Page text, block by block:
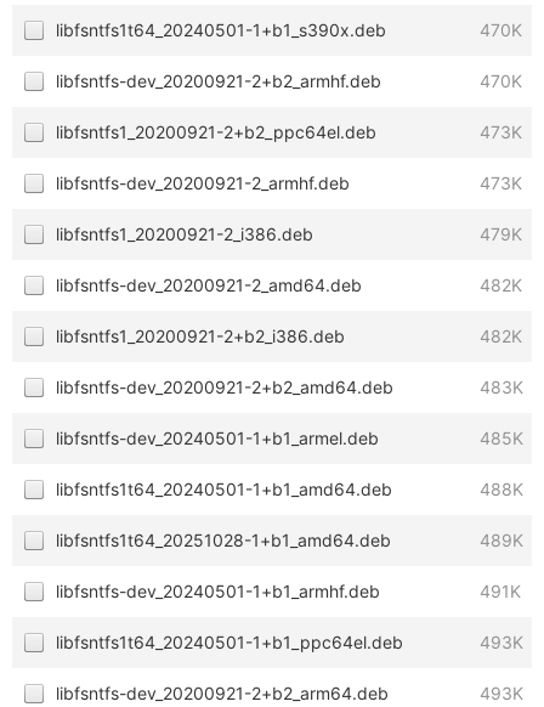
libfsntfs1t64_20240501-1+b1_s390x.deb 470K
libfsntfs-dev_20200921-2+b2_armhf.deb 470K
libfsntfs1_20200921-2+b2_ppc64el.deb 473K
libfsntfs-dev_20200921-2_armhf.deb 473K
libfsntfs1_20200921-2_i386.deb 479K
libfsntfs-dev_20200921-2_amd64.deb 482K
libfsntfs1_20200921-2+b2_i386.deb 482K
libfsntfs-dev_20200921-2+b2_amd64.deb 483K
libfsntfs-dev_20240501-1+b1_armel.deb 485K
libfsntfs1t64_20240501-1+b1_amd64.deb 488K
libfsntfs1t64_20251028-1+b1_amd64.deb 489K
libfsntfs-dev_20240501-1+b1_armhf.deb 491K
libfsntfs1t64_20240501-1+b1_ppc64el.deb 493K
libfsntfs-dev_20200921-2+b2_arm64.deb 493K